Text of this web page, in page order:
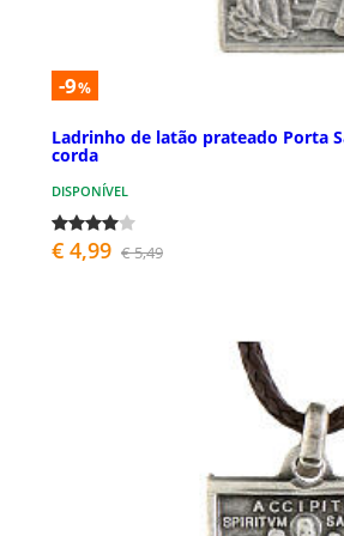
-9%
Ladrinho de latão prateado Porta
corda
DISPONÍVEL
€ 4,99 € 5,49